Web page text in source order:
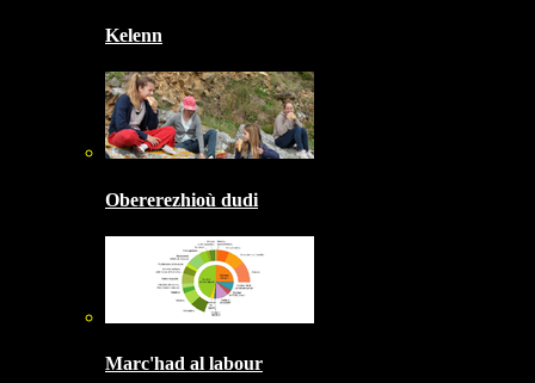
Kelenn
Obererezhioù dudi
Marc'had al labour